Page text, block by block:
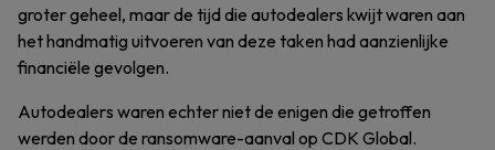
groter geheel, maar de tijd die autodealers kwijt waren aan
het handmatig uitvoeren van deze taken had aanzienlijke
financiële gevolgen.
Autodealers waren echter niet de enigen die getroffen
werden door de ransomware-aanval op CDK Global.